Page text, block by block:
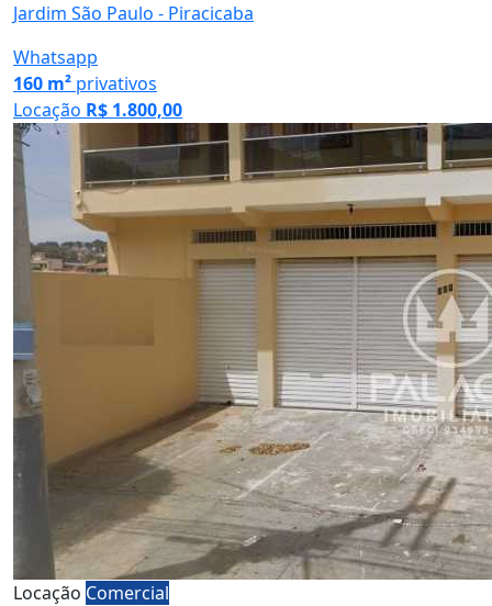
Jardim São Paulo - Piracicaba
Whatsapp
160 m² privativos
Locação R$ 1.800,00
Locação Comercial